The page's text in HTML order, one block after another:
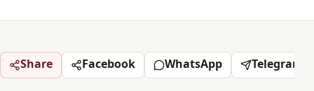
Share Facebook WhatsApp Telegram